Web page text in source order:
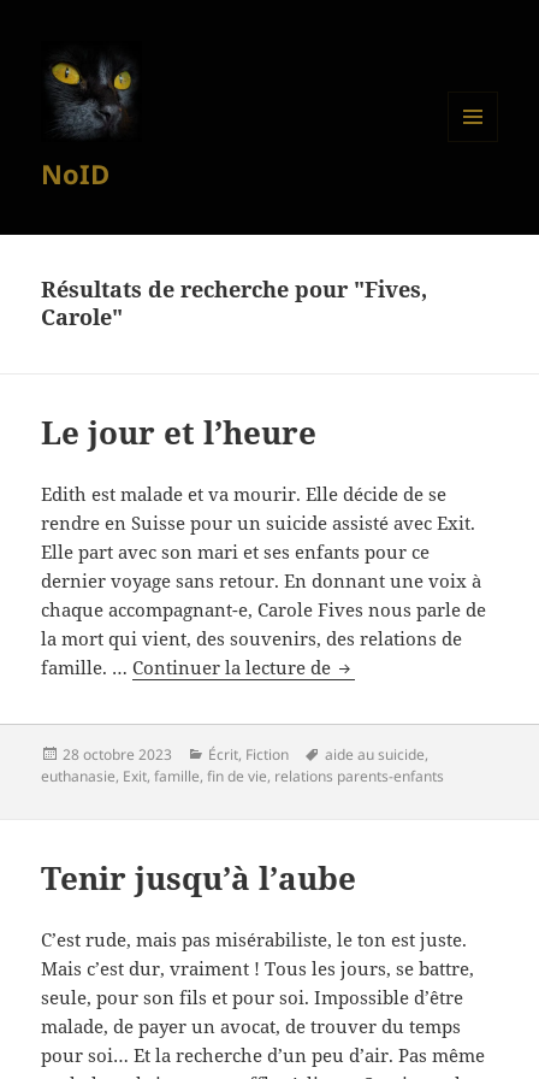
NoID
Résultats de recherche pour "Fives,
Carole"
Le jour et l’heure
Edith est malade et va mourir. Elle décide de se
rendre en Suisse pour un suicide assisté avec Exit.
Elle part avec son mari et ses enfants pour ce
dernier voyage sans retour. En donnant une voix à
chaque accompagnant-e, Carole Fives nous parle de
la mort qui vient, des souvenirs, des relations de
famille. …Continuer la lecture de Le
et
l’heure
Publié
le
28 octobre 2023 Catégories
Écrit, Fiction
Mots-
clés
aide au suicide,
euthanasie, Exit,famille,fin de vie, relations parents-enfants
Tenir jusqu’à l’aube
C’est rude, mais pas misérabiliste, le ton est juste.
Mais c’est dur, vraiment ! Tous les jours, se battre,
seule, pour son fils et pour soi. Impossible d’être
malade, de payer un avocat, de trouver du temps
pour soi… Et la recherche d’un peu d’air. Pas même